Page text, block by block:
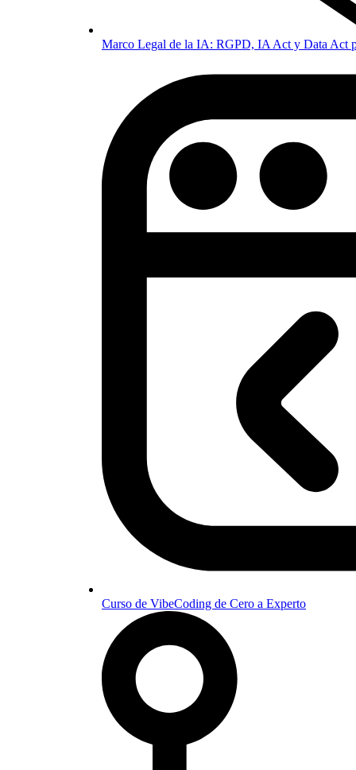
Marco Legal de la IA: RGPD, IA Act y Data Act
Curso de VibeCoding de Cero a Experto